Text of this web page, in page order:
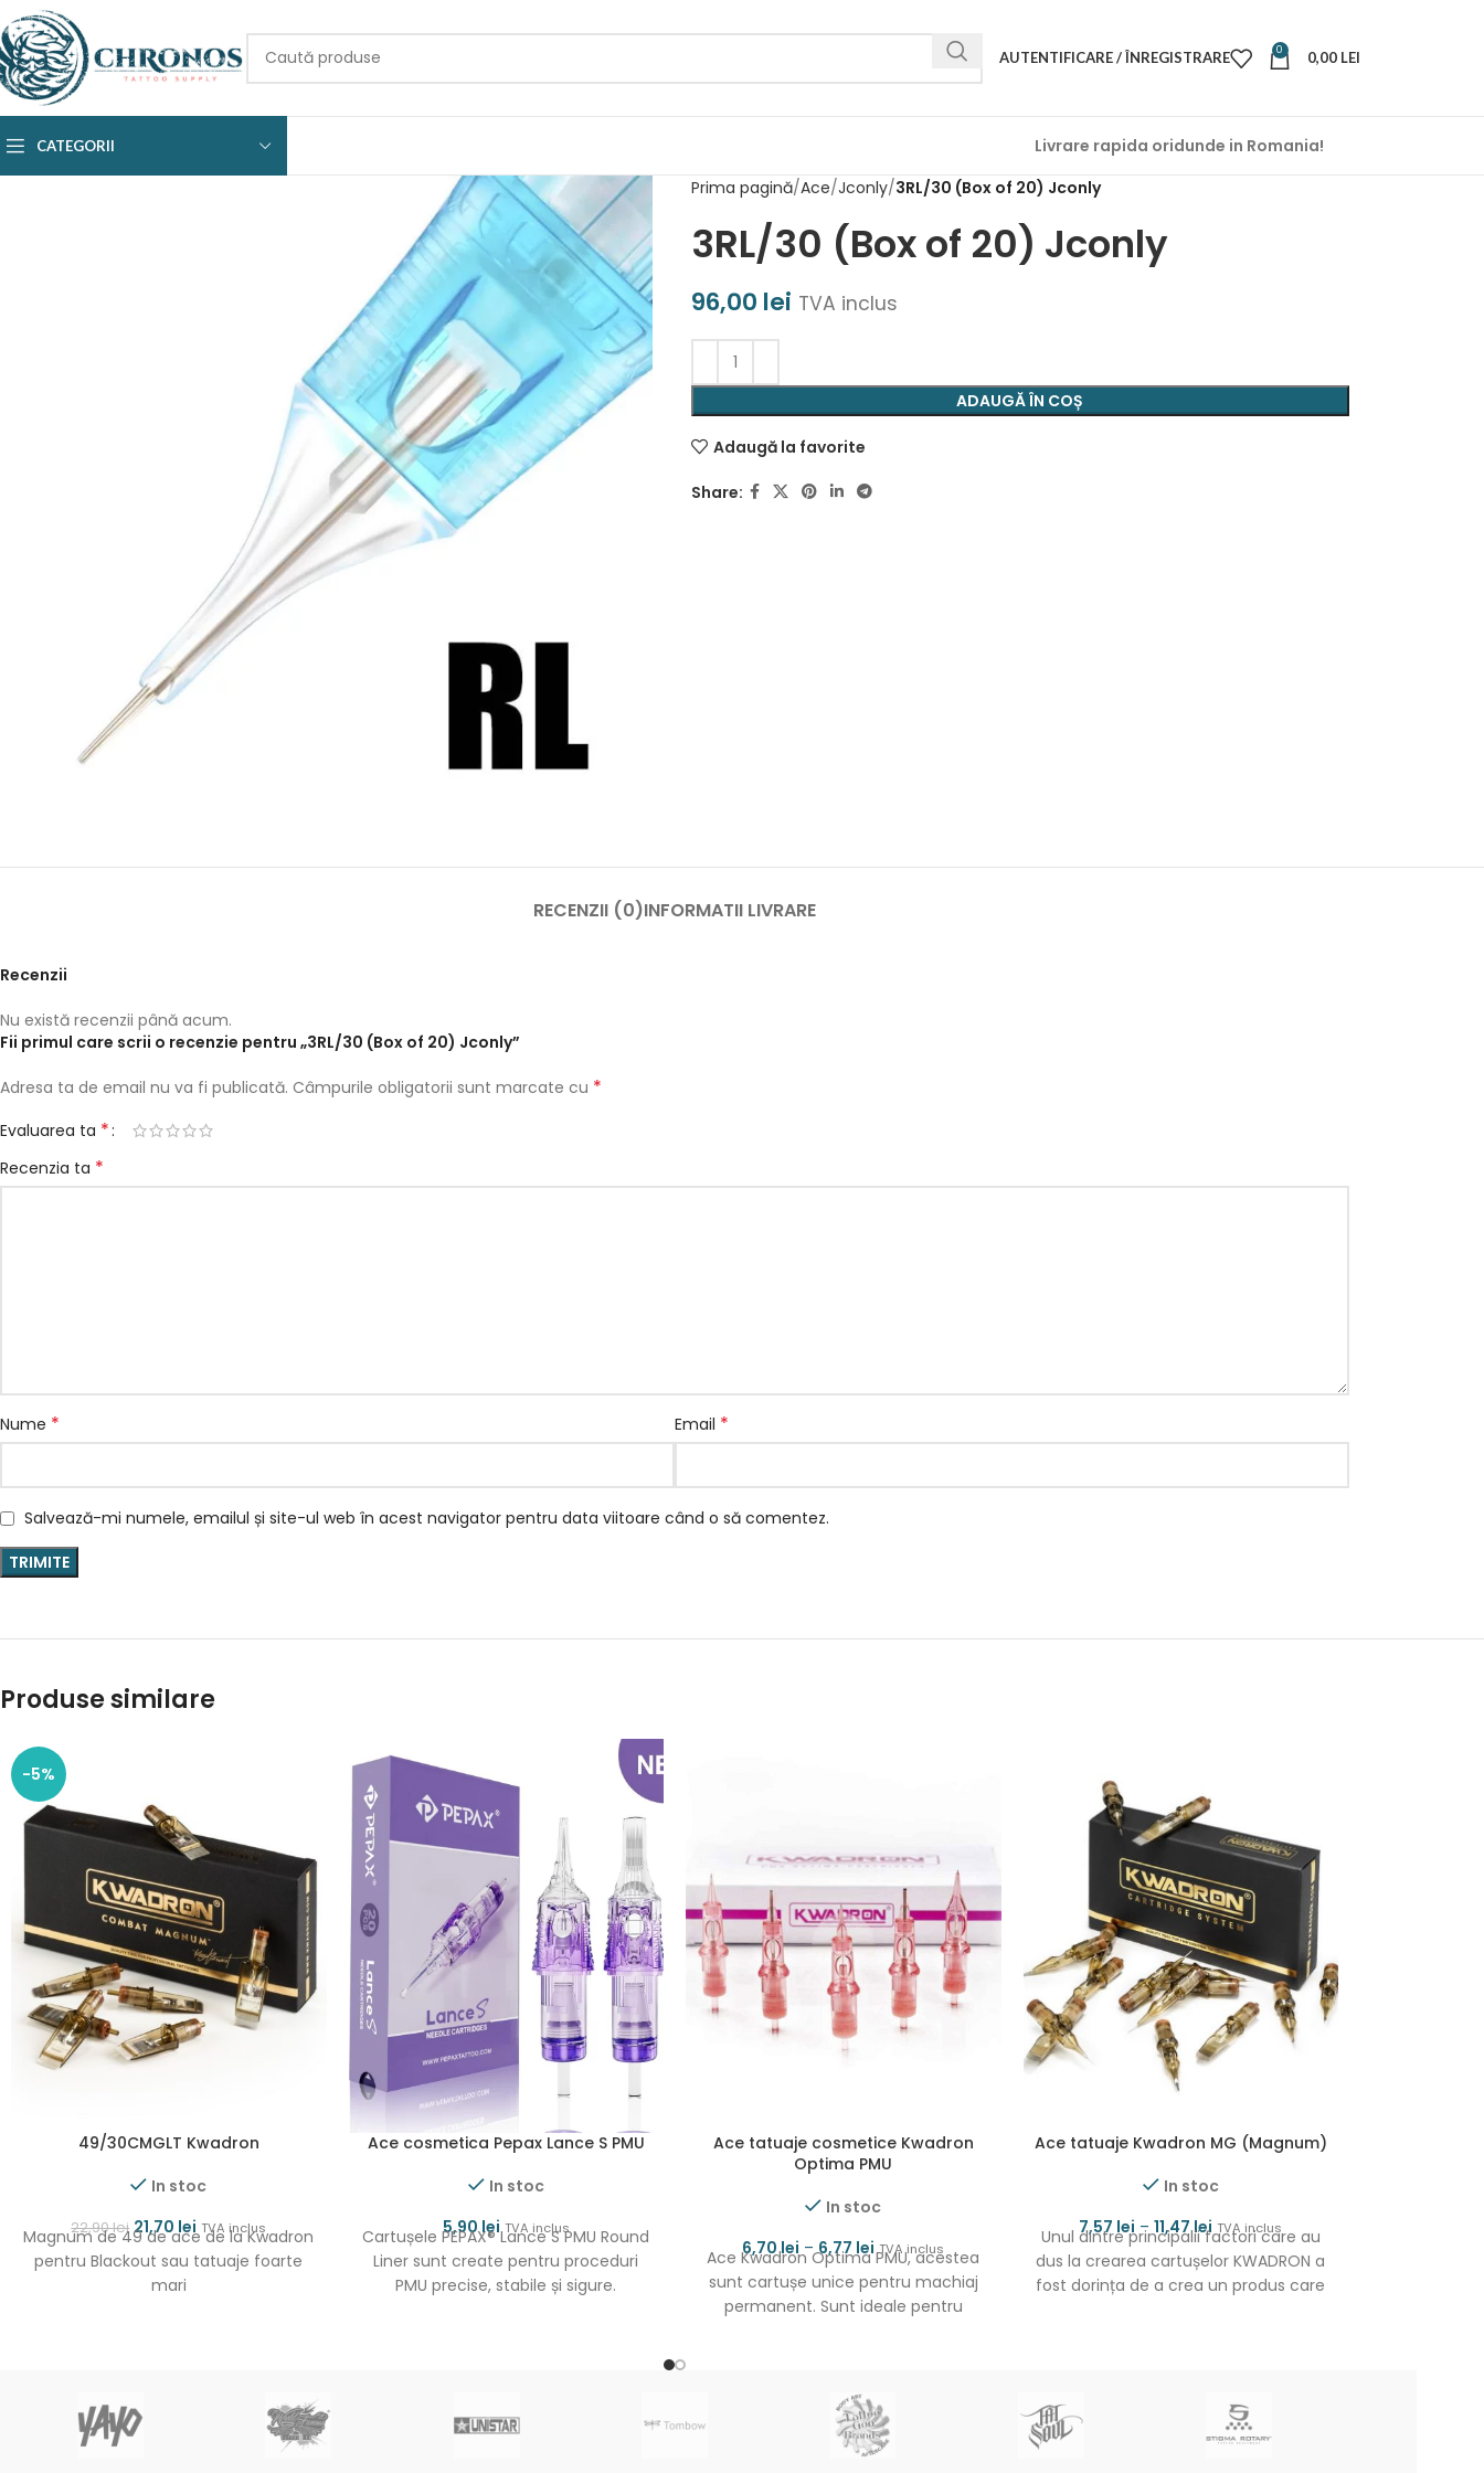
AUTENTIFICARE / ÎNREGISTRARE 0 0,00 LEI
CATEGORII
Livrare rapida oridunde in Romania!
Prima pagină Ace Jconly 3RL/30 (Box of 20) Jconly
3RL/30 (Box of 20) Jconly
96,00 lei TVA inclus
ADAUGĂ ÎN COȘ
Adaugă la favorite
Share:
RECENZII (0)INFORMATII LIVRARE
Recenzii
Nu există recenzii până acum.
Fii primul care scrii o recenzie pentru „3RL/30 (Box of 20) Jconly”
Adresa ta de email nu va fi publicată. Câmpurile obligatorii sunt marcate cu *
Evaluarea ta *
Recenzia ta *
Nume * Email *
Salvează-mi numele, emailul și site-ul web în acest navigator pentru data viitoare când o să comentez.
Produse similare
-5%
49/30CMGLT Kwadron
In stoc
22,90lei 21,70 lei TVA inclus
Magnum de 49 de ace de la Kwadron
pentru Blackout sau tatuaje foarte
mari
Ace cosmetica Pepax Lance S PMU
In stoc
5,90lei TVA inclus
Cartușele PEPAX® Lance S PMU Round
Liner sunt create pentru proceduri
PMU precise, stabile și sigure.
Ace tatuaje cosmetice Kwadron
Optima PMU
In stoc
6,70lei – 6,77 lei TVA inclus
Ace Kwadron Optima PMU, acestea
sunt cartușe unice pentru machiaj
permanent. Sunt ideale pentru
Ace tatuaje Kwadron MG (Magnum)
In stoc
7,57 lei – 11,47lei TVA inclus
Unul dintre principalii factori care au
dus la crearea cartușelor KWADRON a
fost dorința de a crea un produs care